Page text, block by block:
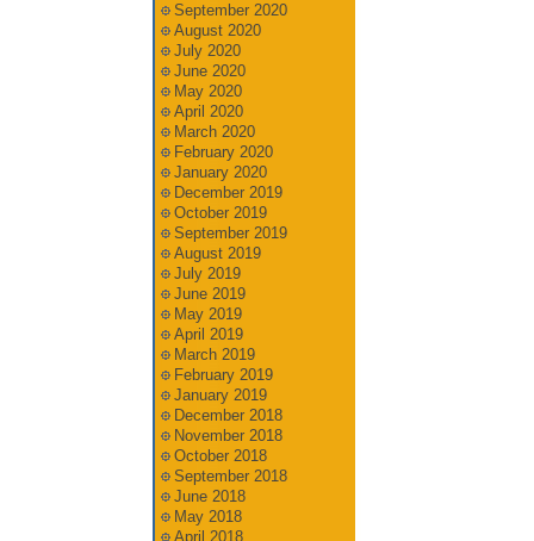
September 2020
August 2020
July 2020
June 2020
May 2020
April 2020
March 2020
February 2020
January 2020
December 2019
October 2019
September 2019
August 2019
July 2019
June 2019
May 2019
April 2019
March 2019
February 2019
January 2019
December 2018
November 2018
October 2018
September 2018
June 2018
May 2018
April 2018